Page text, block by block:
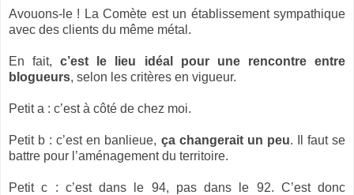
Avouons-le ! La Comète est un établissement sympathique
avec des clients du même métal.
En fait,c’est le lieu idéal pour une rencontre entre
blogueurs, selon les critères en vigueur.
Petit a : c’est à côté de chez moi.
Petit b : c’est en banlieue, ça changerait un peu. Il faut se
battre pour l’aménagement du territoire.
Petit c : c’est dans le 94, pas dans le 92. C’est donc